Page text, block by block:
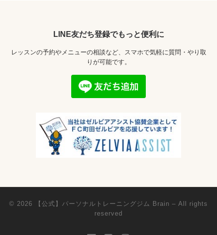
LINE友だち登録でもっと便利に
レッスンの予約やメニューの相談など、スマホで気軽に質問・やり取
りが可能です。
© 2026 【公式】パーソナルトレーニングジム Brain – All rights
reserved